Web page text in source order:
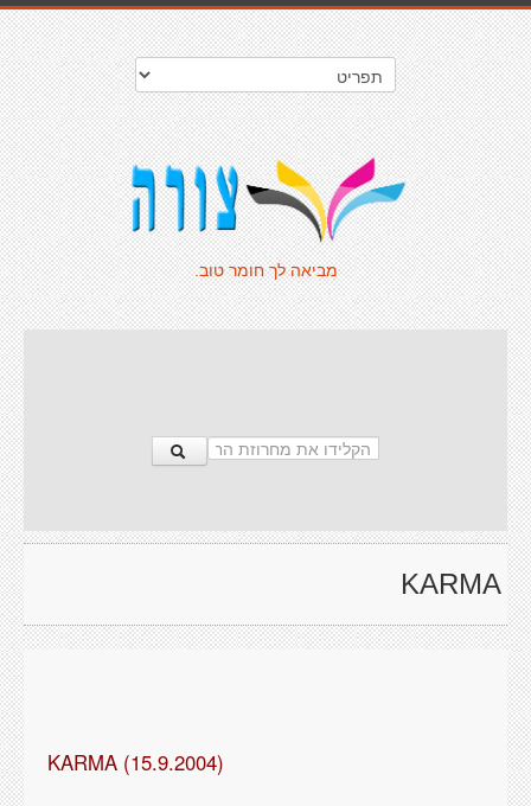
מביאה לך חומר טוב.
KARMA
KARMA (15.9.2004)